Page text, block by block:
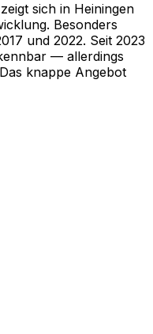
sich in Heiningen
Besonders
und 2022. Seit 2023
— allerdings
knappe Angebot